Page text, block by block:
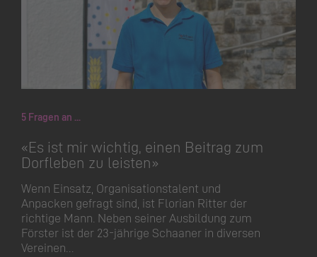
5 Fragen an ...
«Es ist mir wichtig, einen Beitrag zum
Dorfleben zu leisten»
Wenn Einsatz, Organisa­ti­onstalent und
Anpacken gefragt sind, ist Florian Ritter der
richtige Mann. Neben seiner Ausbildung zum
Förster ist der 23-jährige Schaaner in diversen
Vereinen…